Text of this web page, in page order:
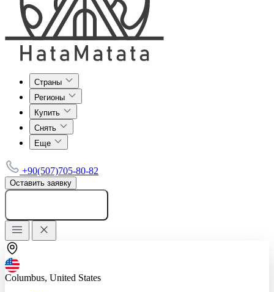
Страны
Регионы
Купить
Снять
Еще
+90(507)705-80-82
Оставить заявку
Columbus, United States